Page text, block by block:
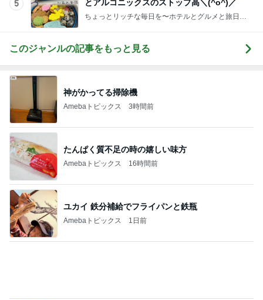
Amebaトピックス 16時間前
ユカイ 鉄分補給でフライパンと鉄瓶
Amebaトピックス 1日前
團十郎 息子がサングラスに興味
Amebaトピックス 1日前